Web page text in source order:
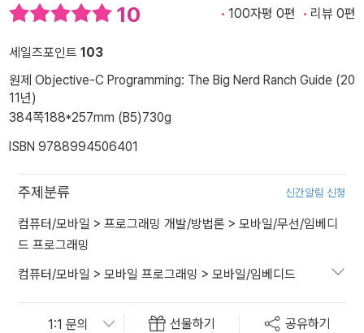
10 100자평 0편 리뷰 0편
세일즈포인트 103
원제 Objective-C Programming: The Big Nerd Ranch Guide (20
11년)
384쪽188*257mm (B5)730g
ISBN 9788994506401
주제분류 신간알림 신청
컴퓨터/모바일 > 프로그래밍 개발/방법론 > 모바일/무선/임베디
드 프로그래밍
컴퓨터/모바일 > 모바일 프로그래밍 > 모바일/임베디드
선물하기 공유하기